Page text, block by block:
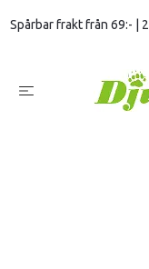
Spårbar frakt från 69:- |